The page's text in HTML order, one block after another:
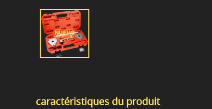
caractéristiques du produit